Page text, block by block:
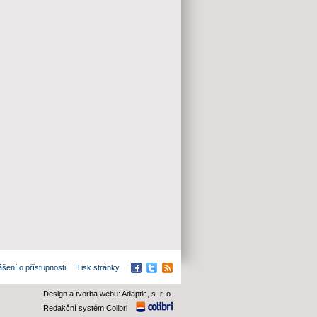
o přístupnosti | Tisk stránky | Facebook
TwitterRSS
Design a tvorba webu: Adaptic, s. r. o.
Redakční systém Colibri